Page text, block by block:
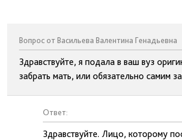
Вопрос от Васильева Валентина Генадьевна
Здравствуйте, я подала в ваш вуз
забрать мать, или обязательно самим
Ответ:
Здравствуйте. Лицо, которому